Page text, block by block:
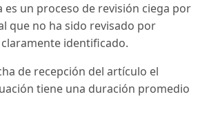
es un proceso de revisión ciega por
que no ha sido revisado por
identificado.
de recepción del artículo el
tiene una duración promedio